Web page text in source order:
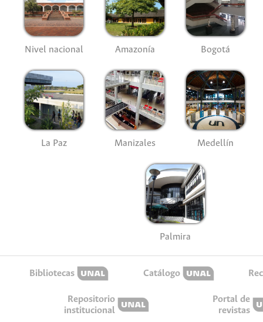
Nivel nacional Amazonía Bogotá
La Paz Manizales Medellín
Palmira
Bibliotecas Catálogo
Repositorio
institucional
Portal de
revistas